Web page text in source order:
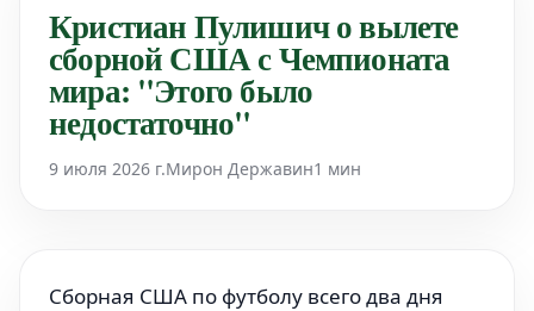
Кристиан Пулишич о вылете
сборной США с Чемпионата
мира: "Этого было
недостаточно"
9 июля 2026 г.Мирон Державин1 мин
Сборная США по футболу всего два дня